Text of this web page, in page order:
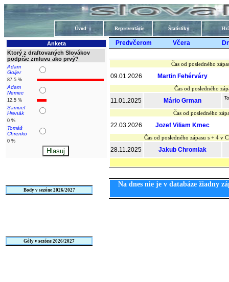
Úvod Reprezentácie Štatistiky
Anketa
Ktorý z draftovaných Slovákov
podpíše zmluvu ako prvý?
Adam
Goljer
87.5 %
Adam
Nemec
12.5 %
Samuel
Hrenák
0 %
Tomáš
Chrenko
0 %
Body v sezóne 2026/2027
Góly v sezóne 2026/2027
Predvčerom Včera
Čas od posledného
09.01.2026 Martin Fehérváry
Čas od posledného
11.01.2025 Mário Grman
Čas od posledného
22.03.2026 Jozef Viliam Kmec
Čas od posledného zápasu s + 4
28.11.2025 Jakub Chromiak
Na dnes nie je v databáze žiadny